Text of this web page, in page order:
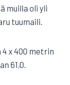
muilla oli yli
tuumaili.
x 400 metrin
61,0.